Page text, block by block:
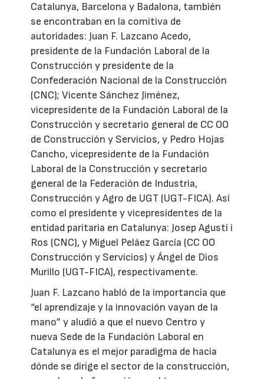
Catalunya, Barcelona y Badalona, también
se encontraban en la comitiva de
autoridades: Juan F. Lazcano Acedo,
presidente de la Fundación Laboral de la
Construcción y presidente de la
Confederación Nacional de la Construcción
(CNC); Vicente Sánchez Jiménez,
vicepresidente de la Fundación Laboral de la
Construcción y secretario general de CC OO
de Construcción y Servicios, y Pedro Hojas
Cancho, vicepresidente de la Fundación
Laboral de la Construcción y secretario
general de la Federación de Industria,
Construcción y Agro de UGT (UGT-FICA). Así
como el presidente y vicepresidentes de la
entidad paritaria en Catalunya: Josep Agustí i
Ros (CNC), y Miguel Peláez García (CC OO
Construcción y Servicios) y Ángel de Dios
Murillo (UGT-FICA), respectivamente.
Juan F. Lazcano habló de la importancia que
“el aprendizaje y la innovación vayan de la
mano” y aludió a que el nuevo Centro y
nueva Sede de la Fundación Laboral en
Catalunya es el mejor paradigma de hacia
dónde se dirige el sector de la construcción,